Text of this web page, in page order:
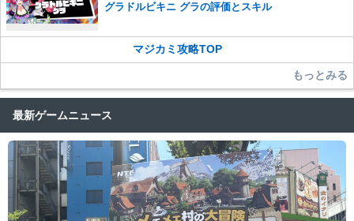
グラドルビキニ グラの評価とスキル
マジカミ攻略TOP
もっとみる
最新ゲームニュース